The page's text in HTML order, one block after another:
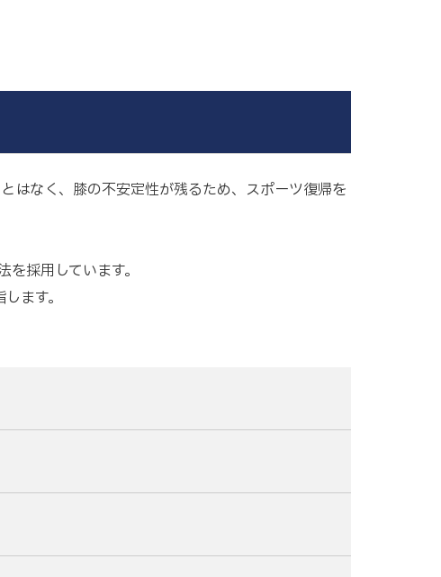
はなく、膝の不安定性が残るため、スポーツ復帰を
採用しています。
ます。